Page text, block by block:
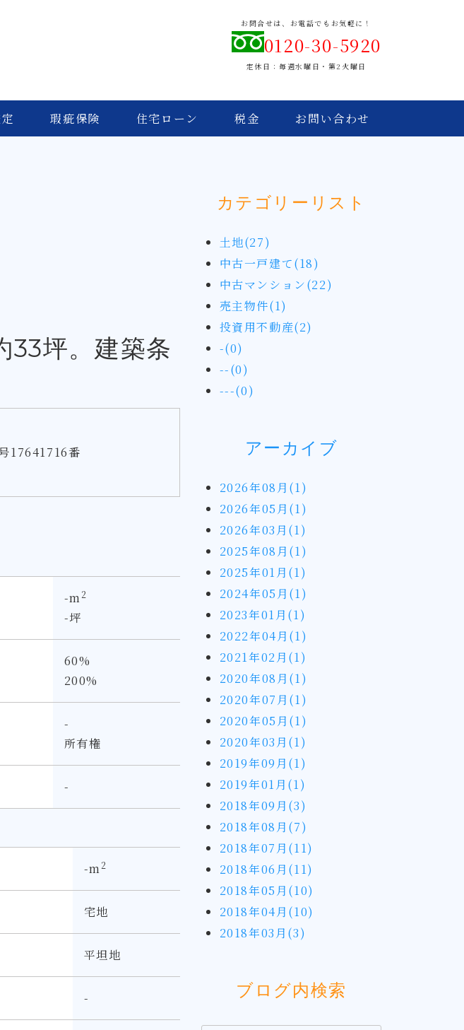
お問合せは、お電話でもお気軽に！
0120-30-5920
定休日：毎週水曜日・第2火曜日
瑕疵保険 住宅ローン 税金 お問い合わせ
33坪。建築条
17641716番
-m2
-坪
60%
200%
-
所有権
-
-m2
宅地
平坦地
-
カテゴリーリスト
土地(27)
中古一戸建て(18)
中古マンション(22)
売主物件(1)
投資用不動産(2)
-(0)
--(0)
---(0)
アーカイブ
2026年08月(1)
2026年05月(1)
2026年03月(1)
2025年08月(1)
2025年01月(1)
2024年05月(1)
2023年01月(1)
2022年04月(1)
2021年02月(1)
2020年08月(1)
2020年07月(1)
2020年05月(1)
2020年03月(1)
2019年09月(1)
2019年01月(1)
2018年09月(3)
2018年08月(7)
2018年07月(11)
2018年06月(11)
2018年05月(10)
2018年04月(10)
2018年03月(3)
ブログ内検索